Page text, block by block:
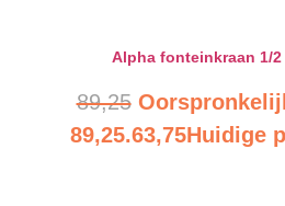
Alpha fonteinkraan 1/
89,25
89,25.63,75Huidige